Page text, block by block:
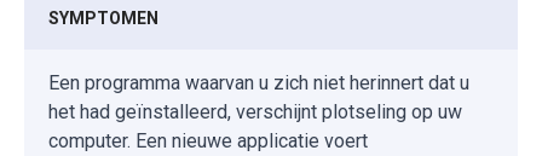
SYMPTOMEN
Een programma waarvan u zich niet herinnert dat u
het had geïnstalleerd, verschijnt plotseling op uw
computer. Een nieuwe applicatie voert